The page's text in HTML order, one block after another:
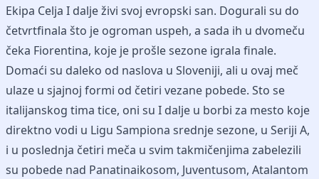
Ekipa Celja I dalje živi svoj evropski san. Dogurali su do
četvrtfinala što je ogroman uspeh, a sada ih u dvomeču
čeka Fiorentina, koje je prošle sezone igrala finale.
Domaći su daleko od naslova u Sloveniji, ali u ovaj meč
ulaze u sjajnoj formi od četiri vezane pobede. Sto se
italijanskog tima tice, oni su I dalje u borbi za mesto koje
direktno vodi u Ligu Sampiona srednje sezone, u Seriji A,
i u poslednja četiri meča u svim takmičenjima zabelezili
su pobede nad Panatinaikosom, Juventusom, Atalantom